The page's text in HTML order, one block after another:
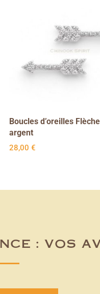
Boucles d’oreilles
argent
28,00€
: vos